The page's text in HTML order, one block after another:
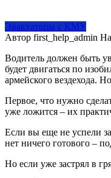
Эвакуаторы с КМУ
Автор first_help_admin
Водитель должен быть
будет двигаться по
армейского вездехода.
Первое, что нужно
уже ложится – их
Если вы еще не успели
нет ничего готового –
Но если уже застрял в